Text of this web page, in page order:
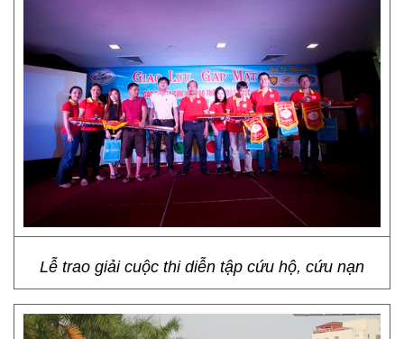
Lễ trao giải cuộc thi diễn tập cứu hộ, cứu nạn